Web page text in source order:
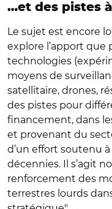
…et des pistes
Le sujet est encore
explore l’apport
technologies
moyens de
satellitaire, drones,
des pistes pour
financement, dans
et provenant du
d’un effort soutenu
décennies. Il s’agit
renforcement des
terrestres lourds